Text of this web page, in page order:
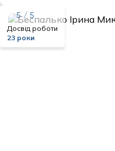
5 / 5
Досвід роботи
23 роки